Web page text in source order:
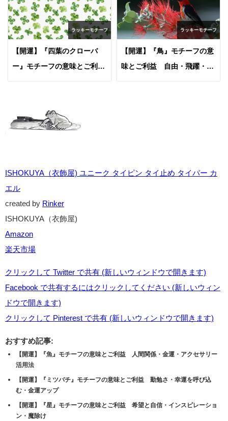
といった言霊と結びつき、金運や交通安全の縁起物として親し
まれてきました。
またヨーロッパでは「多産」「豊穣」「変容」の象徴とされ、
生命力や再生を表す存在として受け継がれています。
このように、地域や文化を超えて共通するのは「人を守り、幸
運を呼び込む存在」としてのカエルの姿です。
起物として活用することで、今でも私たちの生活に「福をもた
らす象徴」として息づいています。
【開運】『四葉のクローバ
ー』モチーフの意味とご利
益 幸運・愛・健康・富
【開運】『鳥』モチーフの意
味とご利益 自由・飛躍・種
ISHOKUYA（衣飾屋) ユニーク タイピン タイ止め タイバー カ
エル